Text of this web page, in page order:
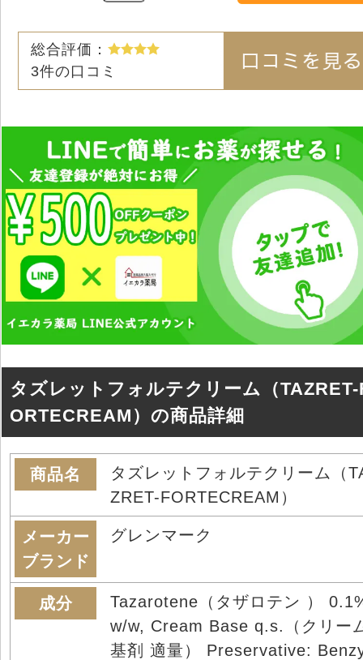
総合評価：
3件の口コミ
タズレットフォルテクリーム（TAZRET-
ORTECREAM）の商品詳細
商品名
タズレットフォルテクリーム（
ZRET-FORTECREAM）
メーカー
ブランド
グレンマーク
成分
Tazarotene（タザロテン ）
w/w, Cream Base q.s.（クリー
基剤 適量） Preservative: